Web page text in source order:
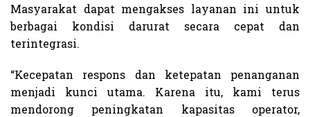
Masyarakat dapat mengakses layanan ini untuk
berbagai kondisi darurat secara cepat dan
terintegrasi.
“Kecepatan respons dan ketepatan penanganan
menjadi kunci utama. Karena itu, kami terus
mendorong peningkatan kapasitas operator,